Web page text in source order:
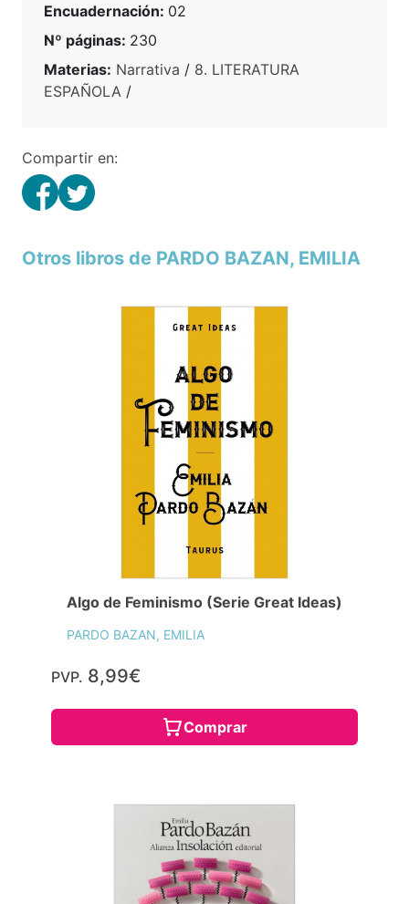
Encuadernación: 02
Nº páginas: 230
Materias: Narrativa / 8. LITERATURA
ESPAÑOLA /
Compartir en:
Otros libros de PARDO BAZAN, EMILIA
Algo de Feminismo (Serie Great Ideas)
PARDO BAZAN, EMILIA
PVP. 8,99€
Comprar